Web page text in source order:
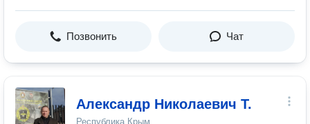
Позвонить Чат
Александр Николаевич Т.
Республика Крым